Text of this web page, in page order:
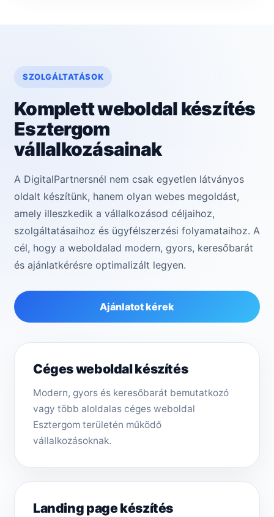
SZOLGÁLTATÁSOK
Komplett weboldal készítés
Esztergom
vállalkozásainak
A DigitalPartnersnél nem csak egyetlen látványos
oldalt készítünk, hanem olyan webes megoldást,
amely illeszkedik a vállalkozásod céljaihoz,
szolgáltatásaihoz és ügyfélszerzési folyamataihoz. A
cél, hogy a weboldalad modern, gyors, keresőbarát
és ajánlatkérésre optimalizált legyen.
Ajánlatot kérek
Céges weboldal készítés
Modern, gyors és keresőbarát bemutatkozó
vagy több aloldalas céges weboldal
Esztergom területén működő
vállalkozásoknak.
Landing page készítés